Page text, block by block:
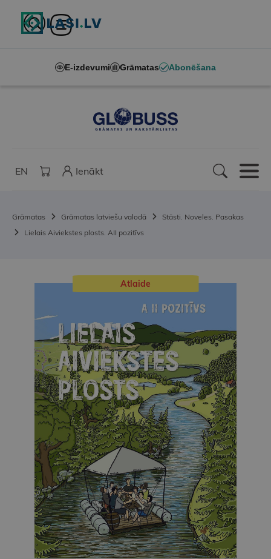
E-izdevumi Grāmatas Abonēšana
EN Ienākt
Grāmatas Grāmatas latviešu valodā
Stāsti. Noveles. Pasakas
Lielais Aiviekstes plosts. AII pozitīvs
Atlaide